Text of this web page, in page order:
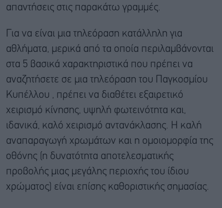
απαντήσεις στις παρακάτω γραμμές.
Για να είναι μια τηλεόραση κατάλληλη για
αθλήματα, μερικά από τα οποία περιλαμβάνονται
στα 5 βασικά χαρακτηριστικά που πρέπει να
αναζητήσετε σε μια τηλεόραση του Παγκοσμίου
Κυπέλλου , πρέπει να διαθέτει εξαιρετικό
χειρισμό κίνησης, υψηλή φωτεινότητα και,
ιδανικά, καλό χειρισμό αντανάκλασης. Η καλή
αναπαραγωγή χρωμάτων και η ομοιομορφία της
οθόνης (η δυνατότητα αποτελεσματικής
προβολής μιας μεγάλης περιοχής του ίδιου
χρώματος) είναι επίσης καθοριστικής σημασίας.